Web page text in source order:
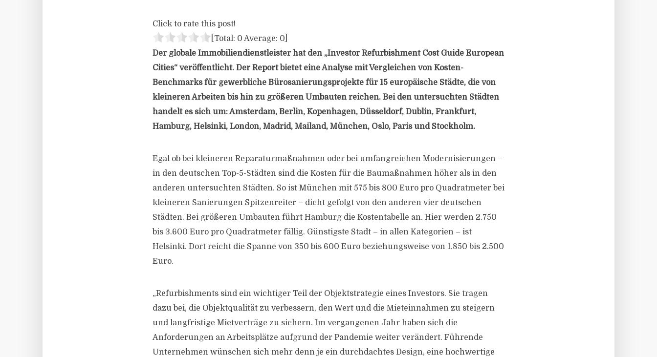
Click to rate this post!
[Total: 0 Average: 0
Der globale Immobiliendienstleister hat den „Investor Refurbishment Cost Guide European
Cities“ veröffentlicht. Der Report bietet eine Analyse mit Vergleichen von Kosten-
Benchmarks für gewerbliche Bürosanierungsprojekte für 15 europäische Städte, die von
kleineren Arbeiten bis hin zu größeren Umbauten reichen. Bei den untersuchten Städten
handelt es sich um: Amsterdam, Berlin, Kopenhagen, Düsseldorf, Dublin, Frankfurt,
Hamburg, Helsinki, London, Madrid, Mailand, München, Oslo, Paris und Stockholm.
Egal ob bei kleineren Reparaturmaßnahmen oder bei umfangreichen Modernisierungen –
in den deutschen Top-5-Städten sind die Kosten für die Baumaßnahmen höher als in den
anderen untersuchten Städten. So ist München mit 575 bis 800 Euro pro Quadratmeter bei
kleineren Sanierungen Spitzenreiter – dicht gefolgt von den anderen vier deutschen
Städten. Bei größeren Umbauten führt Hamburg die Kostentabelle an. Hier werden 2.750
bis 3.600 Euro pro Quadratmeter fällig. Günstigste Stadt – in allen Kategorien – ist
Helsinki. Dort reicht die Spanne von 350 bis 600 Euro beziehungsweise von 1.850 bis 2.500
Euro.
„Refurbishments sind ein wichtiger Teil der Objektstrategie eines Investors. Sie tragen
dazu bei, die Objektqualität zu verbessern, den Wert und die Mieteinnahmen zu steigern
und langfristige Mietverträge zu sichern. Im vergangenen Jahr haben sich die
Anforderungen an Arbeitsplätze aufgrund der Pandemie weiter verändert. Führende
Unternehmen wünschen sich mehr denn je ein durchdachtes Design, eine hochwertige